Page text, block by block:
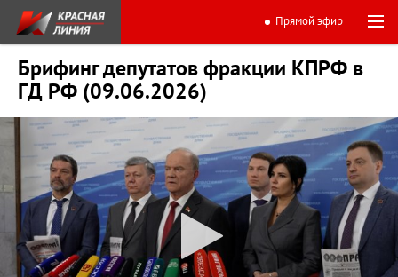
Прямой эфир
Брифинг депутатов фракции КПРФ в
ГД РФ (09.06.2026)